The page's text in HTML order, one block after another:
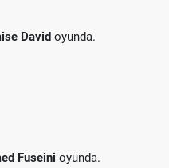
David oyunda.
Fuseini oyunda.